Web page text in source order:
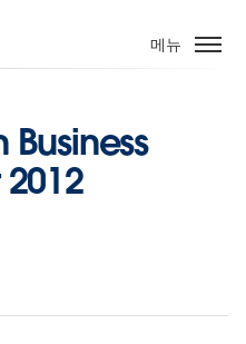
메뉴
Business